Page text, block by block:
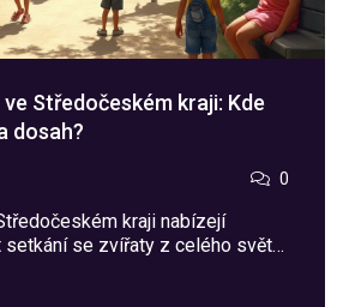
Středočeském kraji: Kde
dosah?
0
kraji nabízejí
se zvířaty z celého světa.
zážitky pro děti i